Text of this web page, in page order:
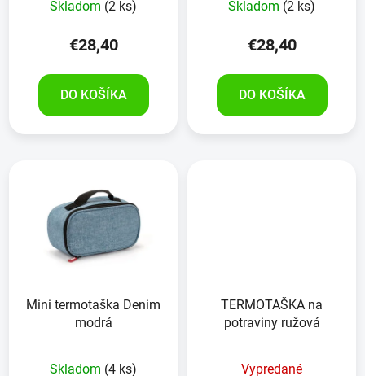
Skladom (2 ks)
€28,40
DO KOŠÍKA
Skladom (2 ks)
€28,40
DO KOŠÍKA
Mini termotaška Denim
modrá
Skladom (4 ks)
TERMOTAŠKA na
potraviny ružová
Vypredané